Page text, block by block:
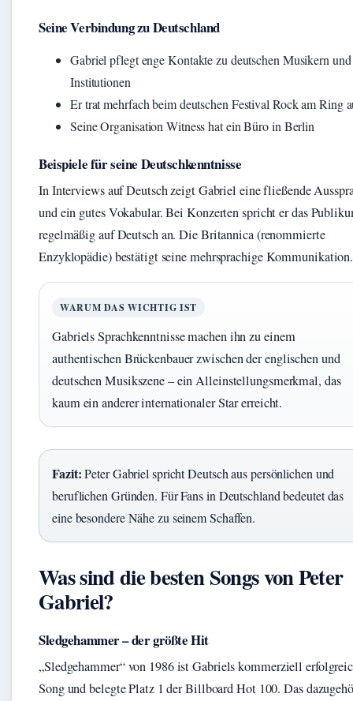
Seine Verbindung zu Deutschland
Gabriel pflegt enge Kontakte zu deutschen Musikern und
Institutionen
Er trat mehrfach beim deutschen Festival Rock am Ring
Seine Organisation Witness hat ein Büro in Berlin
Beispiele für seine Deutschkenntnisse
In Interviews auf Deutsch zeigt Gabriel eine fließende
und ein gutes Vokabular. Bei Konzerten spricht er das
regelmäßig auf Deutsch an. Die Britannica (renommierte
Enzyklopädie) bestätigt seine mehrsprachige Kommunikation.
WARUM DAS WICHTIG IST
Gabriels Sprachkenntnisse machen ihn zu einem
authentischen Brückenbauer zwischen der englischen und
deutschen Musikszene – ein Alleinstellungsmerkmal, das
kaum ein anderer internationaler Star erreicht.
Fazit:Peter Gabriel spricht Deutsch aus persönlichen und
beruflichen Gründen. Für Fans in Deutschland bedeutet das
eine besondere Nähe zu seinem Schaffen.
Was sind die besten Songs von Peter
Gabriel?
Sledgehammer – der größte Hit
„Sledgehammer“ von 1986 ist Gabriels kommerziell
Song und belegte Platz 1 der Billboard Hot 100. Das